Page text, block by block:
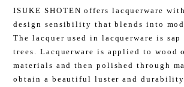
ISUKE SHOTEN offers lacquerware
design sensibility that blends into
The lacquer used in lacquerware is
trees. Lacquerware is applied to wood
materials and then polished through
obtain a beautiful luster and